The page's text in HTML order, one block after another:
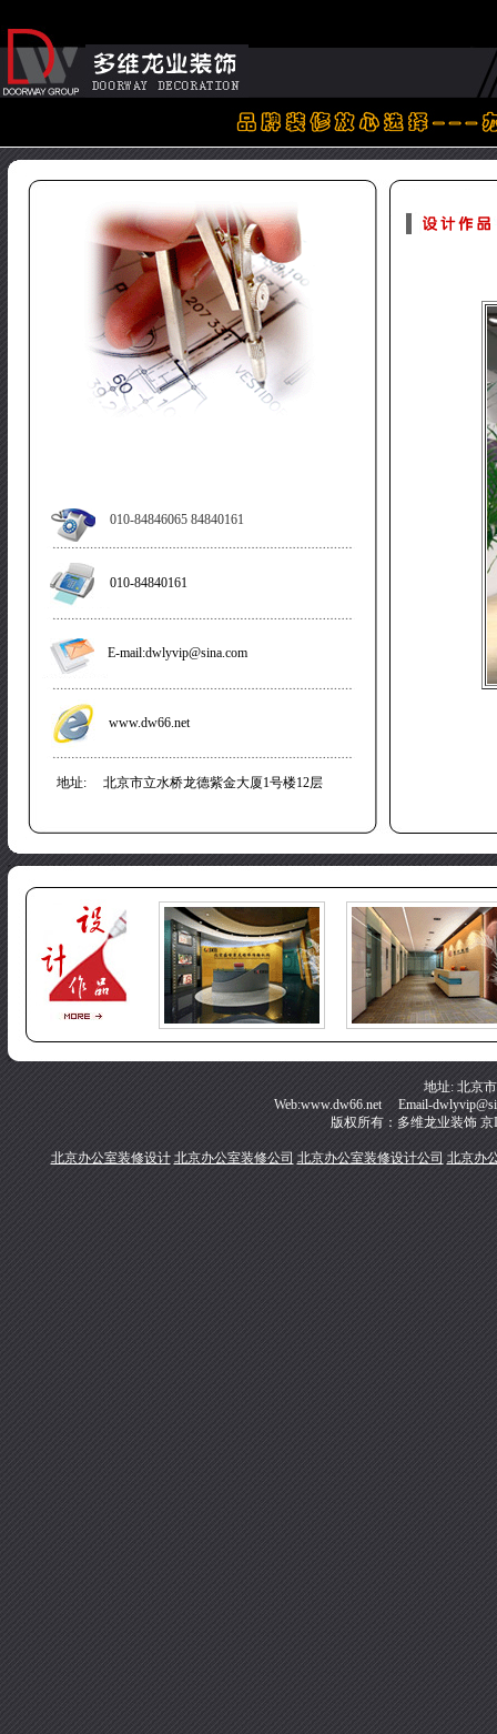
010-84846065 84840161
010-84840161
E-mail:dwlyvip@sina.com
www.dw66.net
地址: 北京市立水桥龙德紫金大厦1号楼12层
地址: 北京
Web:www.dw66.net Email-
版权所有：多维龙业装饰京
北京办公室装修设计 北京办公室装修公司 北京办公室装修设计公司 北京办